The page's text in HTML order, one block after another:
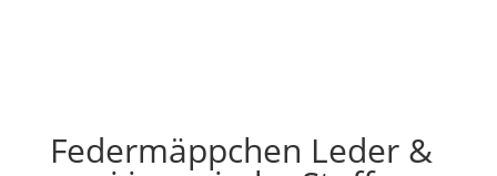
Federmäppchen Leder &